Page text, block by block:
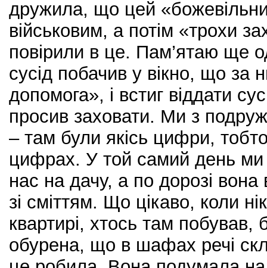
дружила, що цей
військовим, а потім «трохи
повірили в це. Пам’ятаю ще
сусід побачив у вікно, що за
допомога», і встиг віддати
просив заховати. Ми з
– там були якісь цифри,
цифрах. У той самий день ми
нас на дачу, а по дорозі
зі сміттям. Що цікаво, коли
квартирі, хтось там
обурена, що в шафах речі